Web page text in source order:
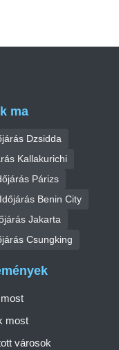
ma
Dzsidda
Kallakurichi
Párizs
Benin City
Jakarta
Csungking
most
városok